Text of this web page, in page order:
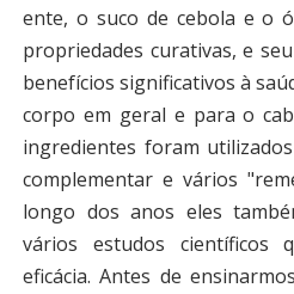
ente, o suco de cebola e o
propriedades curativas, e
benefícios significativos à
corpo em geral e para o
ingredientes foram
complementar e vários
longo dos anos eles
vários estudos científicos
eficácia. Antes de